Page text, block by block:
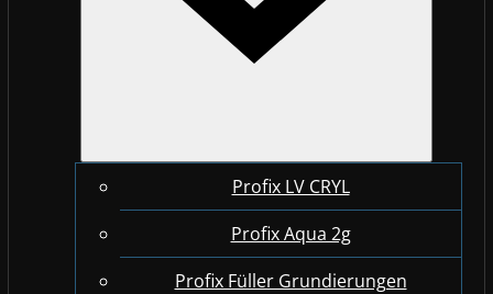
Profix LV CRYL
Profix Aqua 2g
Profix Füller Grundierungen